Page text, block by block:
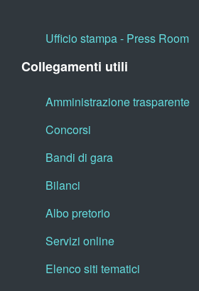
Ufficio stampa - Press Room
Collegamenti utili
Amministrazione trasparente
Concorsi
Bandi di gara
Bilanci
Albo pretorio
Servizi online
Elenco siti tematici